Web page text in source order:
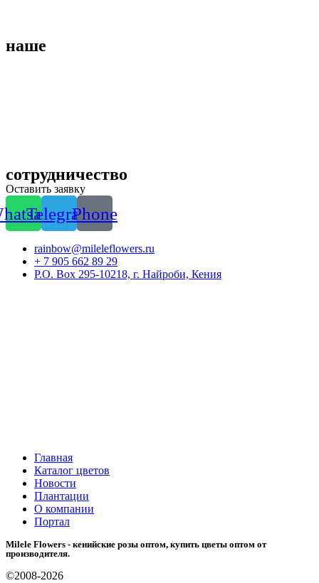
наше
сотрудничество
Оставить заявку
TelegramPhone
rainbow@mileleflowers.ru
+ 7 905 662 89 29
P.O. Box 295-10218, г. Найроби, Кения
Главная
Каталог цветов
Новости
Плантации
О компании
Портал
Milele Flowers - кенийские розы оптом, купить цветы оптом от
производителя.
©2008-2026